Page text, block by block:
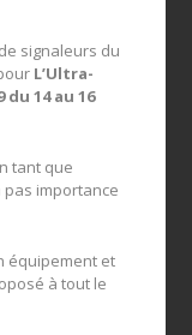
signaleurs du
L’Ultra-
du 14 au 16
tant que
pas importance
équipement et
à tout le